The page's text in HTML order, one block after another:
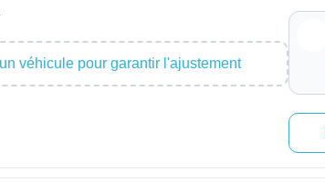
véhicule pour garantir l'ajustement